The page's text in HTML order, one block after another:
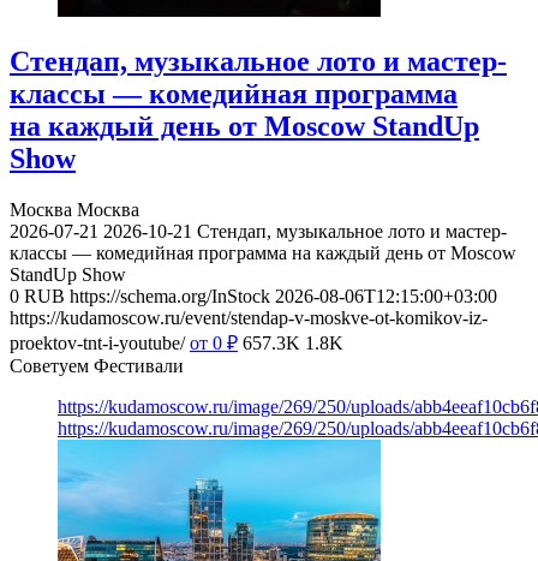
Стендап, музыкальное лото и мастер-
классы — комедийная программа
на каждый день от Moscow StandUp
Show
Москва Москва
2026-07-21 2026-10-21 Стендап, музыкальное лото и мастер-
классы — комедийная программа на каждый день от Moscow
StandUp Show
0 RUB https://schema.org/InStock 2026-08-06T12:15:00+03:00
https://kudamoscow.ru/event/stendap-v-moskve-ot-komikov-iz-
proektov-tnt-i-youtube/ от 0 ₽ 657.3K 1.8K
Советуем Фестивали
https://kudamoscow.ru/image/269/250/uploads/
https://kudamoscow.ru/image/269/250/uploads/